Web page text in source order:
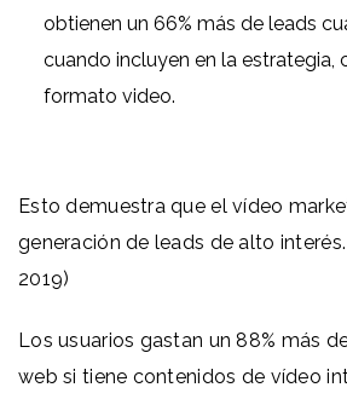
obtienen un 66% más de leads
cuando incluyen en la estrategia,
formato video.
Esto demuestra que el vídeo
generación de leads de alto
2019)
Los usuarios gastan un 88% más
web si tiene contenidos de vídeo